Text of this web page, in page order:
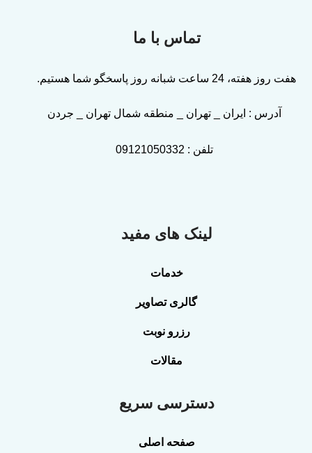
تماس با ما
هفت روز هفته، 24 ساعت شبانه روز پاسخگو شما هستیم.
آدرس : ایران _ تهران _ منطقه شمال تهران _ جردن
تلفن : 09121050332
لینک های مفید
خدمات
گالری تصاویر
رزرو نوبت
مقالات
دسترسی سریع
صفحه اصلی